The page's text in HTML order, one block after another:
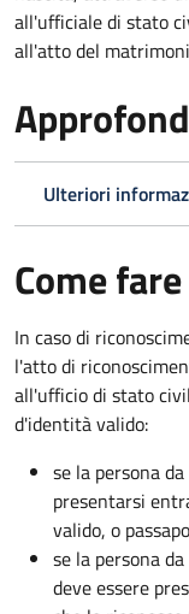
all'ufficiale di stato
all'atto del
Ulteriori
Come fare
In caso di
l'atto di
all'ufficio di stato
d'identità valido:
se la persona
presentarsi
valido, o
se la persona
deve essere